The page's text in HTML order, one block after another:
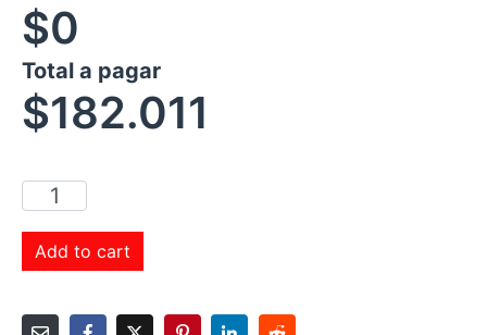
$0
Total a pagar
$182.011
Add to cart